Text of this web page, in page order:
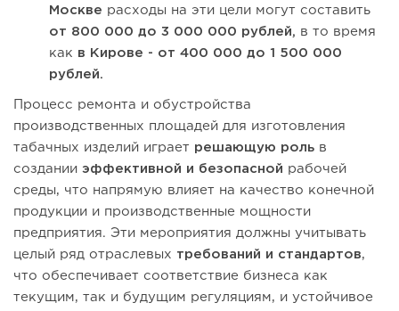
Москве расходы на эти цели могут составить
от 800 000 до 3 000 000 рублей, в то время
как в Кирове - от 400 000 до 1 500 000
рублей.
Процесс ремонта и обустройства
производственных площадей для изготовления
табачных изделий играет решающую роль в
создании эффективной и безопасной рабочей
среды, что напрямую влияет на качество конечной
продукции и производственные мощности
предприятия. Эти мероприятия должны учитывать
целый ряд отраслевых требований и стандартов,
что обеспечивает соответствие бизнеса как
текущим, так и будущим регуляциям, и устойчивое